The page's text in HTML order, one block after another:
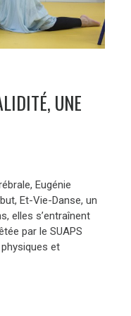
UNE
Eugénie
Et-Vie-Danse, un
elles s’entraînent
par le SUAPS
et